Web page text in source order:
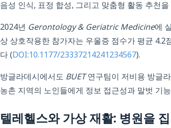
음성 인식, 표정 합성, 그리고 맞춤형 활동 추천
2024년 Gerontology & Geriatric Medicine에
상 상호작용한 참가자는 우울증 점수가 평균 4.2
다 (DOI:10.1177/23337214241234567).
방글라데시에서도 BUET연구팀이 저비용 방글
농촌 지역의 노인들에게 정보 접근성과 말벗 기
텔레헬스와 가상 재활: 병원을